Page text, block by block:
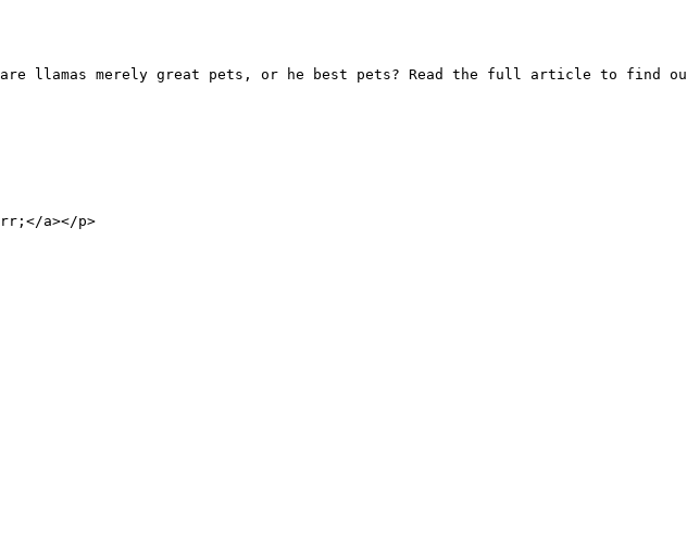
llamas merely great pets, or he best pets? Read the full article to find
a></p>